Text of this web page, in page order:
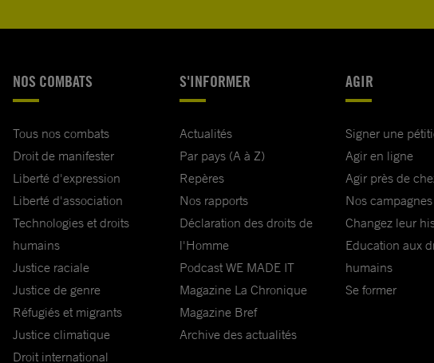
NOS COMBATS
Tous nos combats
Droit de manifester
Liberté d'expression
Liberté d'association
Technologies et droits
humains
Justice raciale
Justice de genre
Réfugiés et migrants
Justice climatique
Droit international
S'INFORMER
Actualités
Par pays (A à Z)
Repères
Nos rapports
Déclaration des droits de
l'Homme
Podcast WE MADE IT
Magazine La Chronique
Magazine Bref
Archive des actualités
AGIR
Signer une
Agir en ligne
Agir près de
Nos campagnes
Changez leur
Education aux
humains
Se former